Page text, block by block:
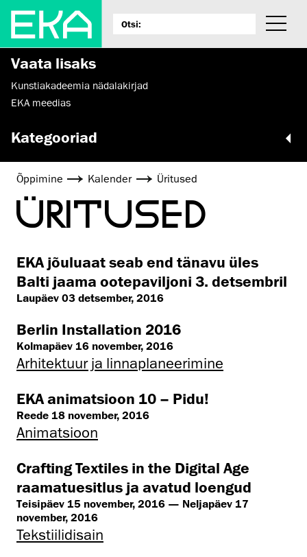
Vaata lisaks
Kunstiakadeemia nädalakirjad
EKA meedias
Kategooriad
Õppimine Kalender Üritused
ÜRITUSED
EKA jõuluaat seab end tänavu üles
Balti jaama ootepaviljoni 3. detsembril
Laupäev 03 detsember, 2016
Berlin Installation 2016
Kolmapäev 16 november, 2016
Arhitektuur ja linnaplaneerimine
EKA animatsioon 10 – Pidu!
Reede 18 november, 2016
Animatsioon
Crafting Textiles in the Digital Age
raamatuesitlus ja avatud loengud
Teisipäev 15 november, 2016 — Neljapäev 17
november, 2016
Tekstiilidisain